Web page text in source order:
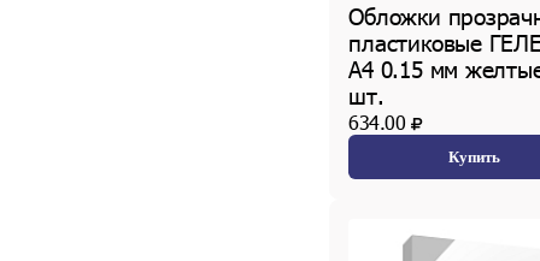
Обложки
пластиковые
А4 0.15 мм
шт.
634.00
Купить